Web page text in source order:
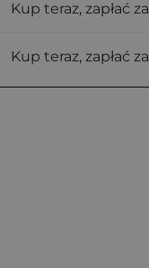
Kup teraz, zapłać za
Kup teraz, zapłać za